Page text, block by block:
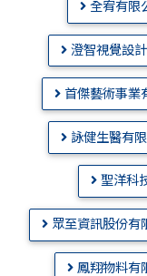
全宥有限
澄智視覺設
首傑藝術事業
詠健生醫有
聖洋科
眾至資訊股份有
鳳翔物料有